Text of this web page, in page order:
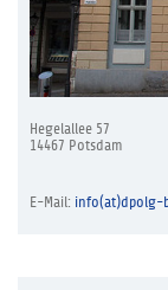
Hegelallee 57
14467 Potsdam
E-Mail: info(at)dpolg-